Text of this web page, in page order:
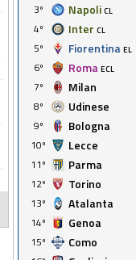
3º
Napoli CL
4º
Inter CL
5º
Fiorentina EL
6º
Roma ECL
7º
Milan
8º
Udinese
9º
Bologna
10º
Lecce
11º
Parma
12º
Torino
13º
Atalanta
14º
Genoa
15º
Como